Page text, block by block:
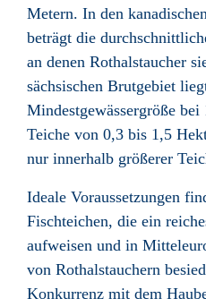
Metern. In den
beträgt die
an denen Rothalstaucher
sächsischen Brutgebiet
Mindestgewässergröße
Teiche von 0,3 bis 1,5
nur innerhalb größerer
Ideale Voraussetzungen
Fischteichen, die ein
aufweisen und in
von Rothalstauchern
Konkurrenz mit dem